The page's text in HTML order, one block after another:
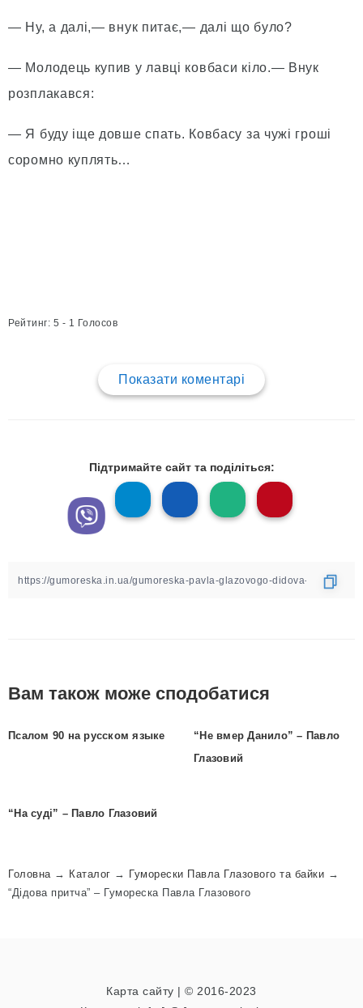
— Ну, а далі,— внук питає,— далі що було?
— Молодець купив у лавці ковбаси кіло.— Внук
розплакався:
— Я буду іще довше спать. Ковбасу за чужі гроші
соромно куплять…
Рейтинг: 5 - 1 Голосов
Показати коментарі
Підтримайте сайт та поділіться:
Вам також може сподобатися
Псалом 90 на русском языке
“Не вмер Данило” – Павло
Глазовий
“На суді” – Павло Глазовий
Головна→ Каталог → Гуморески Павла Глазового та байки →
“Дідова притча” – Гумореска Павла Глазового
Карта сайту | © 2016-2023